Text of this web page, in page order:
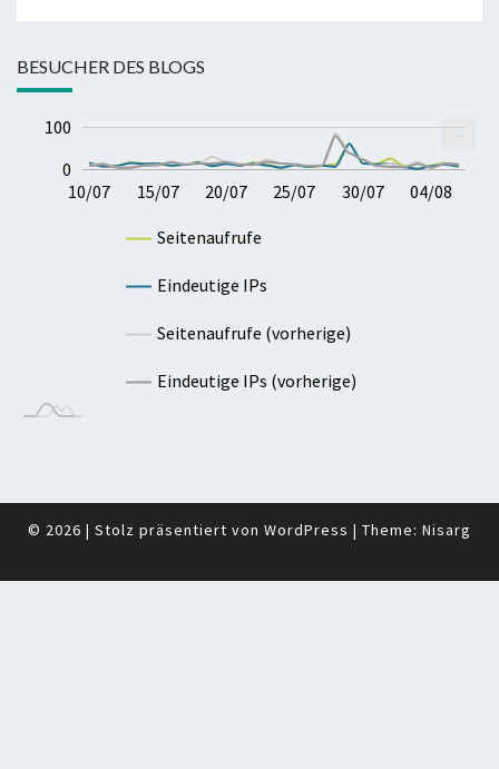
BESUCHER DES BLOGS
0
100
04/08
10/07
14/07
18/07
22/07
26/07 30/07
03/08 15/07 20/07 25/07 04/08
Seitenaufrufe
Eindeutige IPs
Seitenaufrufe (vorherige)
Eindeutige IPs (vorherige)
...
© 2026 | Stolz präsentiert von WordPress | Theme: Nisarg